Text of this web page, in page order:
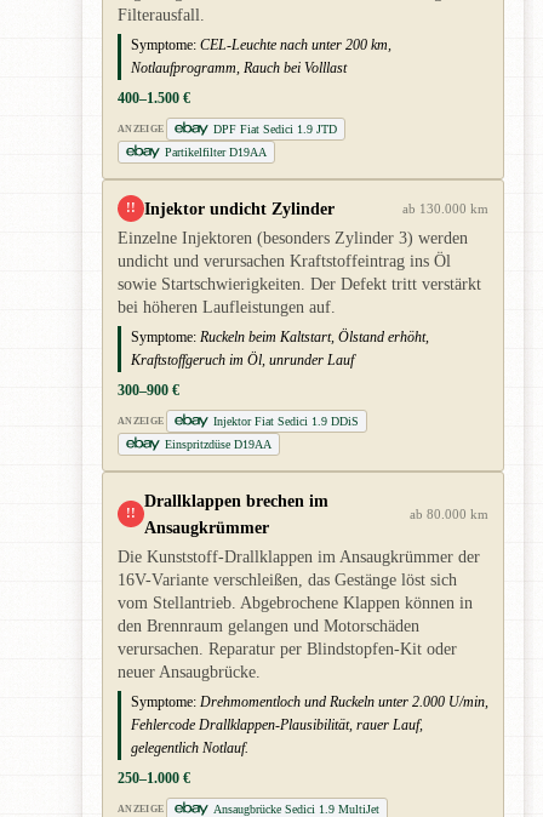
Filterausfall.
Symptome: CEL-Leuchte nach unter 200 km,
Notlaufprogramm, Rauch bei Volllast
400–1.500 €
ANZEIGE
DPF Fiat Sedici 1.9 JTD
Partikelfilter D19AA
!! Injektor undicht Zylinder ab 130.000 km
Einzelne Injektoren (besonders Zylinder 3) werden
undicht und verursachen Kraftstoffeintrag ins Öl
sowie Startschwierigkeiten. Der Defekt tritt verstärkt
bei höheren Laufleistungen auf.
Symptome: Ruckeln beim Kaltstart, Ölstand erhöht,
Kraftstoffgeruch im Öl, unrunder Lauf
300–900 €
ANZEIGE
Injektor Fiat Sedici 1.9 DDiS
Einspritzdüse D19AA
!!
Drallklappen brechen im
Ansaugkrümmer
ab 80.000 km
Die Kunststoff-Drallklappen im Ansaugkrümmer der
16V-Variante verschleißen, das Gestänge löst sich
vom Stellantrieb. Abgebrochene Klappen können in
den Brennraum gelangen und Motorschäden
verursachen. Reparatur per Blindstopfen-Kit oder
neuer Ansaugbrücke.
Symptome: Drehmomentloch und Ruckeln unter 2.000 U/min,
Fehlercode Drallklappen-Plausibilität, rauer Lauf,
gelegentlich Notlauf.
250–1.000 €
ANZEIGE
Ansaugbrücke Sedici 1.9 MultiJet